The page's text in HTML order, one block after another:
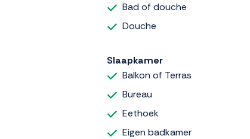
Bad of douche
Douche
Slaapkamer
Balkon of Terras
Bureau
Eethoek
Eigen badkamer